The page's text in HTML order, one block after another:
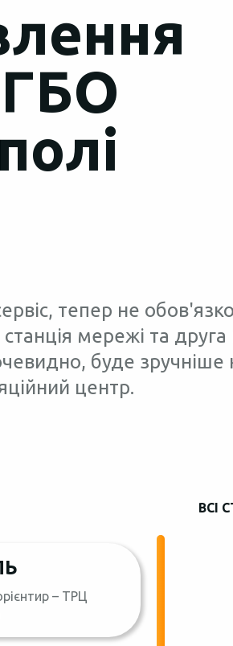
ГБО
тепер не
мережі та
буде зручніше
центр.
ВСІ
– ТРЦ